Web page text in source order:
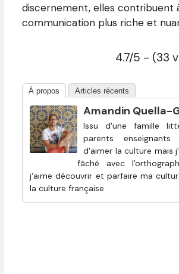
discernement, elles contribuent
communication plus riche et
4.7/5 - (33
À propos Articles récents
Amandin Quella-
Issu d'une famille
parents
d'aimer la culture mais
fâché avec
j'aime découvrir et parfaire ma
la culture française.